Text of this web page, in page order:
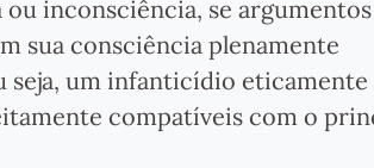
inconsciência, se argumentos
sua consciência plenamente
seja, um infanticídio eticamente
compatíveis com o